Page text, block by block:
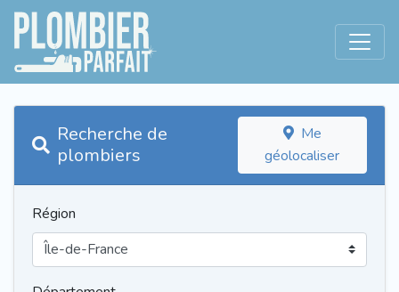
Recherche de
plombiers
Me
géolocaliser
Région